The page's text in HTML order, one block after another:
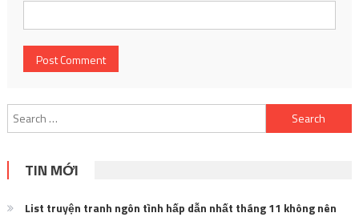
Search
for:
TIN MỚI
List truyện tranh ngôn tình hấp dẫn nhất tháng 11 không nên